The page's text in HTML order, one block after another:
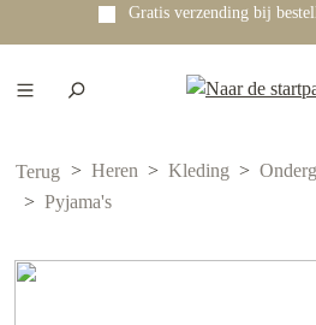
hoofdinhoud
Gratis verzending bij
Terug Heren Kleding
Pyjama's